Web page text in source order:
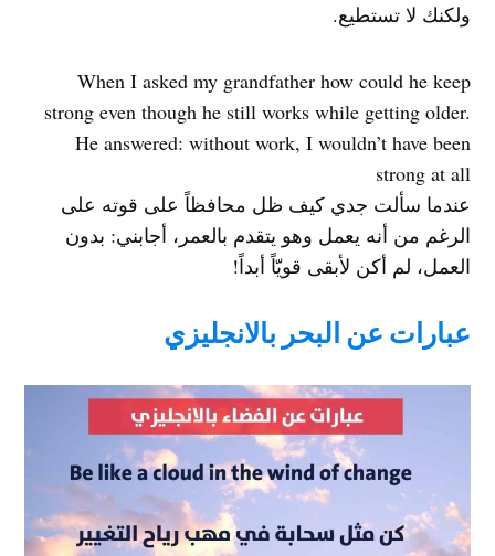
ولكنك لا تستطيع.
When I asked my grandfather how could he keep
strong even though he still works while getting older.
He answered: without work, I wouldn’t have been
strong at all
عندما سألت جدي كيف ظل محافظاً على قوته على
الرغم من أنه يعمل وهو يتقدم بالعمر، أجابني: بدون
العمل، لم أكن لأبقى قويّاً أبداً!
عبارات عن البحر بالانجليزي